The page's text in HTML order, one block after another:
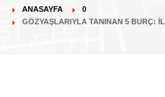
ANASAYFA
0
GÖZYAŞLARIYLA TANINAN 5 BURÇ: